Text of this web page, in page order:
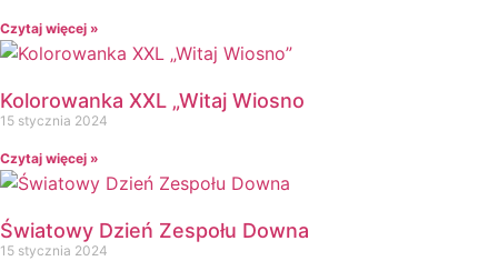
Czytaj więcej »
Kolorowanka XXL „Witaj Wiosno
15 stycznia 2024
Czytaj więcej »
Światowy Dzień Zespołu Downa
15 stycznia 2024